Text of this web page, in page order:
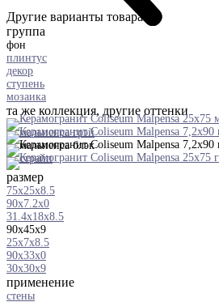
Другие варианты товара:
группа
фон
плинтус
декор
ступень
мозаика
та же коллекция, другие оттенки
размер
75x25x8.5
90x7.2x0
31.4x18x8.5
90x45x9
25x7x8.5
90x33x0
30x30x9
применение
стены